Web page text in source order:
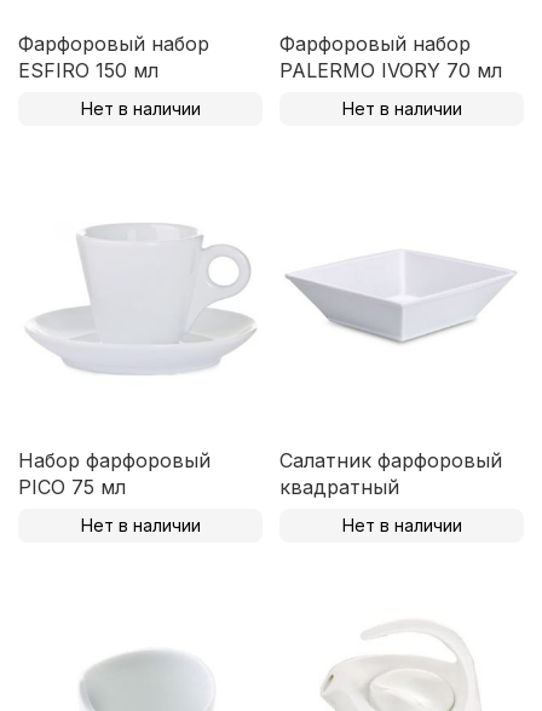
Фарфоровый набор
ESFIRO 150 мл
Нет в наличии
Фарфоровый набор
PALERMO IVORY 70 мл
Нет в наличии
Набор фарфоровый
PICO 75 мл
Нет в наличии
Салатник фарфоровый
квадратный
Нет в наличии